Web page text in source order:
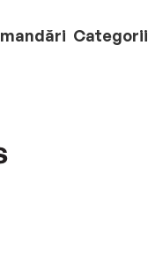
Categorii